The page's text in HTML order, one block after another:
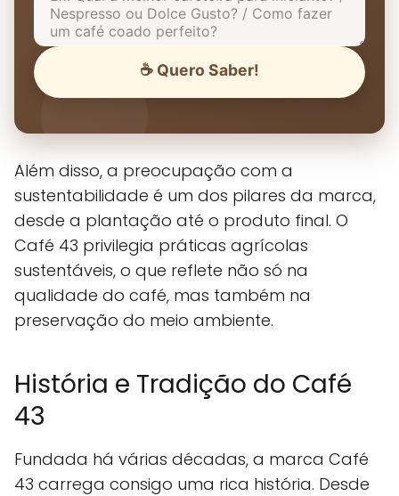
☕ Quero Saber!
Além disso, a preocupação com a
sustentabilidade é um dos pilares da marca,
desde a plantação até o produto final. O
Café 43 privilegia práticas agrícolas
sustentáveis, o que reflete não só na
qualidade do café, mas também na
preservação do meio ambiente.
História e Tradição do Café
43
Fundada há várias décadas, a marca Café
43 carrega consigo uma rica história. Desde